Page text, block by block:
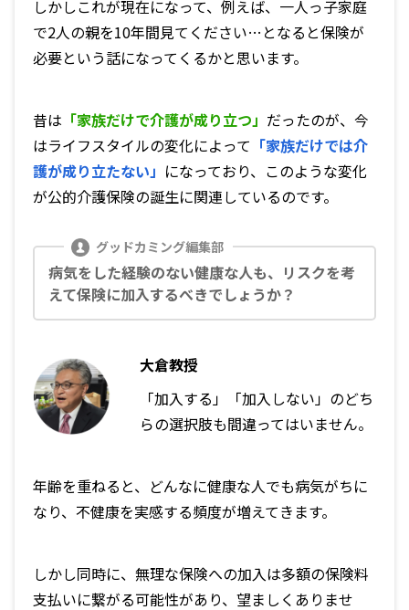
しかしこれが現在になって、例えば、一人っ子家庭
で2人の親を10年間見てください…となると保険が
必要という話になってくるかと思います。
昔は 「家族だけで介護が成り立つ」 だったのが、今
はライフスタイルの変化によって 「家族だけでは介
護が成り立たない」 になっており、このような変化
が公的介護保険の誕生に関連しているのです。
病気をした経験のない健康な人も、リスクを考
えて保険に加入するべきでしょうか？
大倉教授
「加入する」「加入しない」のどち
らの選択肢も間違ってはいません。
年齢を重ねると、どんなに健康な人でも病気がちに
なり、不健康を実感する頻度が増えてきます。
しかし同時に、無理な保険への加入は多額の保険料
支払いに繋がる可能性があり、望ましくありませ